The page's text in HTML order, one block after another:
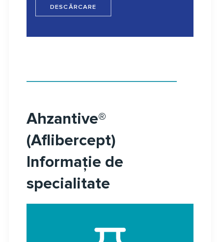
DESCĂRCARE
Ahzantive®
(Aflibercept)
Informație de
specialitate